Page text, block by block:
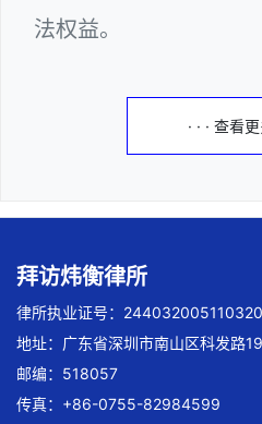
法权益。
· · · 查看更
拜访炜衡律所
律所执业证号：
地址：广东省深圳市南山区科发路
邮编：518057
传真：+86-0755-82984599